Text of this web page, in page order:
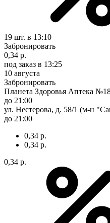
19 шт. в 13:10
Забронировать
0,34 р.
под заказ в 13:25
10 августа
Забронировать
Планета Здоровья Аптека
до 21:00
ул. Нестерова, д. 58/1 (м-н
до 21:00
0,34 р.
0,34 р.
0,34 р.